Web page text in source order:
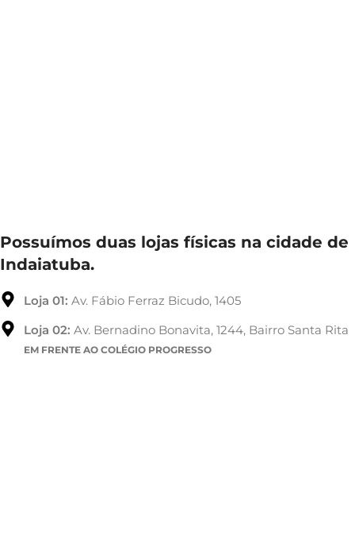
Possuímos duas lojas físicas na cidade de
Indaiatuba.
Loja 01: Av. Fábio Ferraz Bicudo, 1405
Loja 02: Av. Bernadino Bonavita, 1244, Bairro Santa Rita
EM FRENTE AO COLÉGIO PROGRESSO